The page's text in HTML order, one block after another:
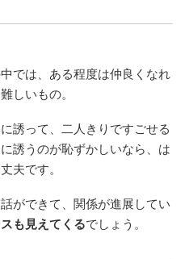
では、ある程度は仲良くなれ
しいもの。
誘って、二人きりですごせる
誘うのが恥ずかしいなら、は
夫です。
ができて、関係が進展してい
も見えてくるでしょう。